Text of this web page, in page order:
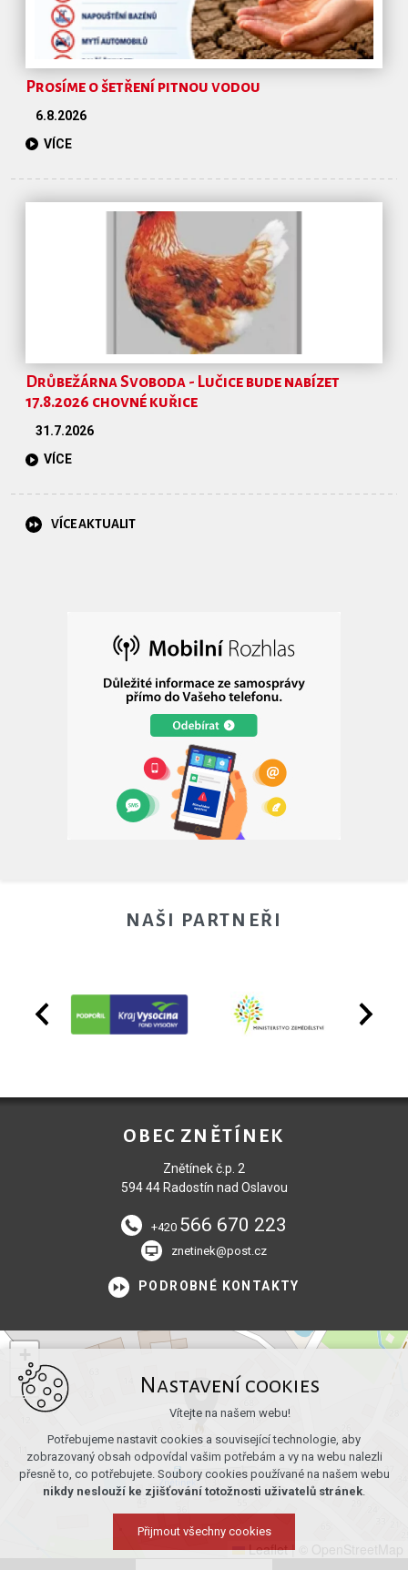
Prosíme o šetření pitnou vodou
6.8.2026
VÍCE
Drůbežárna Svoboda - Lučice bude nabízet
17.8.2026 chovné kuřice
31.7.2026
VÍCE
VÍCE AKTUALIT
NAŠI PARTNEŘI
OBEC ZNĚTÍNEK
Znětínek č.p. 2
594 44 Radostín nad Oslavou
+420 566 670 223
znetinek@post.cz
PODROBNÉ KONTAKTY
−
Leaflet |
Nastavení cookies
Vítejte na našem webu!
Potřebujeme nastavit cookies a související technologie, aby
zobrazovaný obsah odpovídal vašim potřebám a vy na webu nalezli
přesně to, co potřebujete. Soubory cookies používané na našem webu
nikdy neslouží ke zjišťování totožnosti uživatelů stránek.
Přijmout všechny cookies